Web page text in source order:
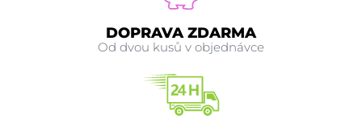
DOPRAVA ZDARMA
Od dvou kusů v objednávce